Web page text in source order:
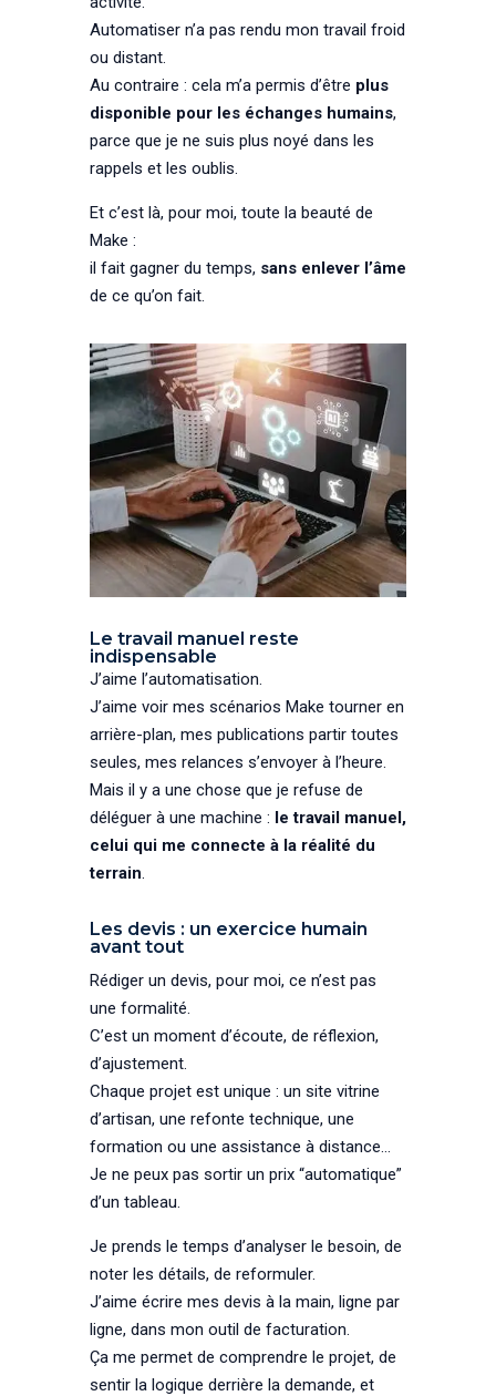
Automatiser n’a pas rendu mon travail froid
ou distant.
Au contraire : cela m’a permis d’être plus
disponible pour les échanges humains,
parce que je ne suis plus noyé dans les
rappels et les oublis.
Et c’est là, pour moi, toute la beauté de
Make :
il fait gagner du temps, sans enlever l’âme
de ce qu’on fait.
Le travail manuel reste
indispensable
J’aime l’automatisation.
J’aime voir mes scénarios Make tourner en
arrière-plan, mes publications partir toutes
seules, mes relances s’envoyer à l’heure.
Mais il y a une chose que je refuse de
déléguer à une machine : le travail manuel,
celui qui me connecte à la réalité du
terrain.
Les devis : un exercice humain
avant tout
Rédiger un devis, pour moi, ce n’est pas
une formalité.
C’est un moment d’écoute, de réflexion,
d’ajustement.
Chaque projet est unique : un site vitrine
d’artisan, une refonte technique, une
formation ou une assistance à distance…
Je ne peux pas sortir un prix “automatique”
d’un tableau.
Je prends le temps d’analyser le besoin, de
noter les détails, de reformuler.
J’aime écrire mes devis à la main, ligne par
ligne, dans mon outil de facturation.
Ça me permet de comprendre le projet, de
sentir la logique derrière la demande, et